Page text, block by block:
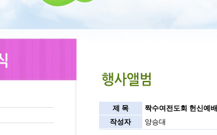
제 목
짝수여전도회 헌신예배
작성자
양승대